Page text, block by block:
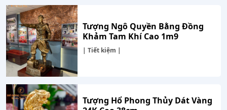
Tượng Ngô Quyền Bằng Đồng
Khảm Tam Khí Cao 1m9
| Tiết kiệm |
Tượng Hổ Phong Thủy Dát Vàng